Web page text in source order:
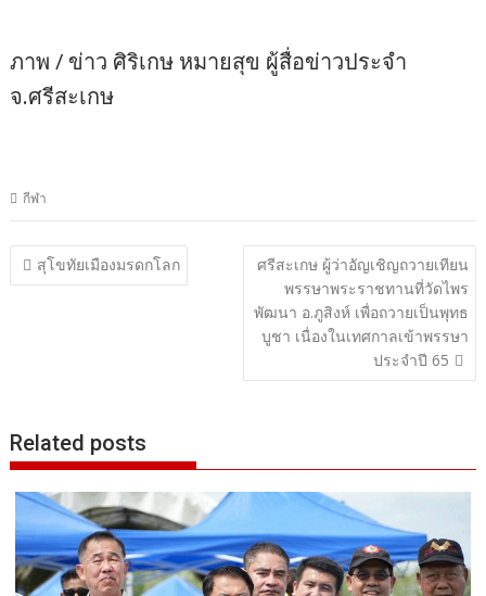
ภาพ / ข่าว ศิริเกษ หมายสุข ผู้สื่อข่าวประจำ
จ.ศรีสะเกษ
กีฬา
แนะแนว
เรื่อง
สุโขทัยเมืองมรดกโลก
ศรีสะเกษ ผู้ว่าอัญเชิญถวายเทียน
พรรษาพระราชทานที่วัดไพร
พัฒนา อ.ภูสิงห์ เพื่อถวายเป็นพุทธ
บูชา เนื่องในเทศกาลเข้าพรรษา
ประจำปี 65
Related posts